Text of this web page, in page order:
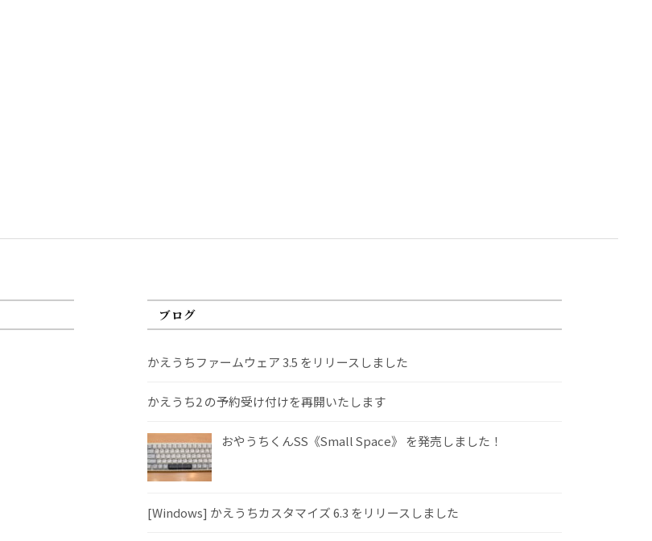
ブログ
かえうちファームウェア 3.5 をリリースしました
かえうち2 の予約受け付けを再開いたします
おやうちくんSS《Small Space》 を発売しました！
[Windows] かえうちカスタマイズ 6.3 をリリースしました